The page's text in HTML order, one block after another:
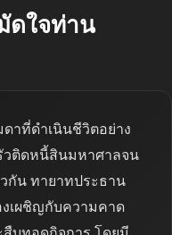
ดใจท่าน
ดาที่ดำเนินชีวิตอย่าง
วติดหนี้สินมหาศาลจน
กัน ทายาทประธาน
เผชิญกับความคาด